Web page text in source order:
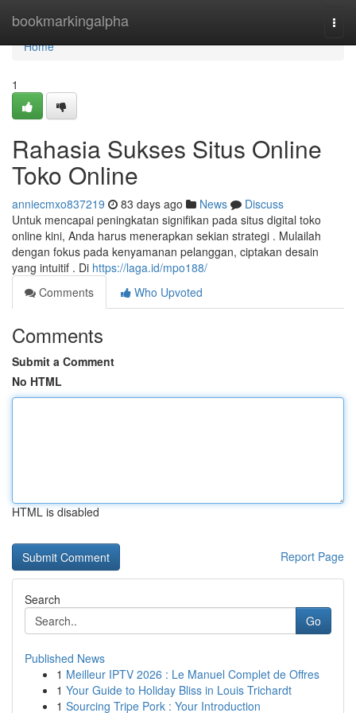
bookmarkingalpha
Home
Home
1
Rahasia Sukses Situs Online
Toko Online
anniecmxo837219 83 days ago News
Discuss
Untuk mencapai peningkatan signifikan pada situs digital toko
online kini, Anda harus menerapkan sekian strategi . Mulailah
dengan fokus pada kenyamanan pelanggan, ciptakan desain
yang intuitif . Di https://laga.id/mpo188/
Comments
Who Upvoted
Comments
Submit a Comment
No HTML
HTML is disabled
Report Page
Search
Go
Published News
1 Meilleur IPTV 2026 : Le Manuel Complet de Offres
1 Your Guide to Holiday Bliss in Louis Trichardt
1 Sourcing Tripe Pork : Your Introduction